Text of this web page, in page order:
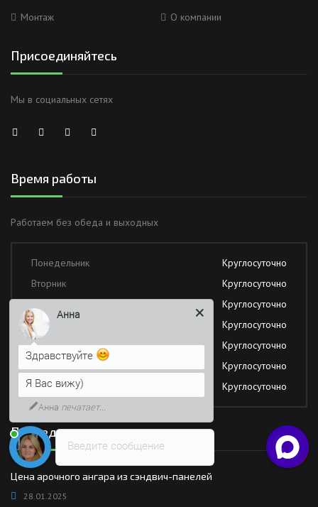
Монтаж О компании
Присоединяйтесь
Мы в социальных сетях
Время работы
Работаем без обеда и выходных
Понедельник
Круглосуточно
Вторник
Круглосуточно
Круглосуточно
Четверг
Круглосуточно
Пятница
Круглосуточно
Суббота
Круглосуточно
Воскресение
Круглосуточно
Последние новости
Цена арочного ангара из сэндвич-панелей
28.01.2025
Введите сообщение
Анна
Здравствуйте
Я Вас вижу)
Анна печатает...